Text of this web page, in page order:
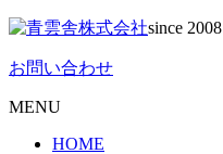
since 2008
お問い合わせ
MENU
HOME